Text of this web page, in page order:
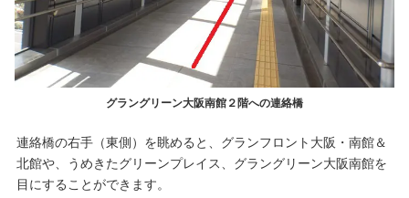
グラングリーン大阪南館２階への連絡橋
連絡橋の右手（東側）を眺めると、グランフロント大阪・南館＆
北館や、うめきたグリーンプレイス、グラングリーン大阪南館を
目にすることができます。